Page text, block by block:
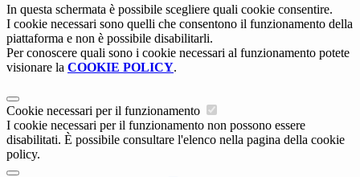
In questa schermata è possibile scegliere quali cookie consentire.
I cookie necessari sono quelli che consentono il funzionamento della
piattaforma e non è possibile disabilitarli.
Per conoscere quali sono i cookie necessari al funzionamento potete
visionare la COOKIE POLICY.
Cookie necessari per il funzionamento
I cookie necessari per il funzionamento non possono essere
disabilitati. È possibile consultare l'elenco nella pagina della cookie
policy.